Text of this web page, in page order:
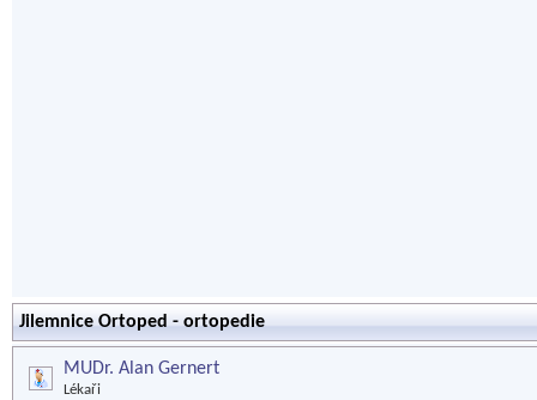
Jilemnice Ortoped - ortopedie
MUDr. Alan Gernert
Lékaři